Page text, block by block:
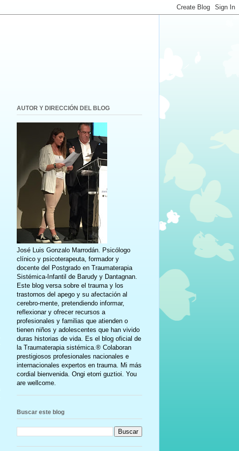
AUTOR Y DIRECCIÓN DEL BLOG
José Luis Gonzalo Marrodán. Psicólogo
clínico y psicoterapeuta, formador y
docente del Postgrado en Traumaterapia
Sistémica-Infantil de Barudy y Dantagnan.
Este blog versa sobre el trauma y los
trastornos del apego y su afectación al
cerebro-mente, pretendiendo informar,
reflexionar y ofrecer recursos a
profesionales y familias que atienden o
tienen niños y adolescentes que han vivido
duras historias de vida. Es el blog oficial de
la Traumaterapia sistémica.® Colaboran
prestigiosos profesionales nacionales e
internacionales expertos en trauma. Mi más
cordial bienvenida. Ongi etorri guztioi. You
are wellcome.
Buscar este blog